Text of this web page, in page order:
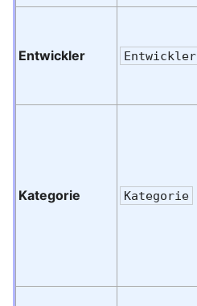
Entwickler Entwickler
Kategorie Kategorie